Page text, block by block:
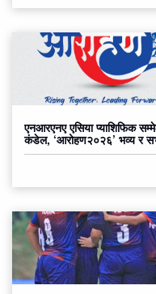
एनआरएनए एसिया प्याशिफिक
कंडेल, ‘आरोहण२०२६’ भव्य र